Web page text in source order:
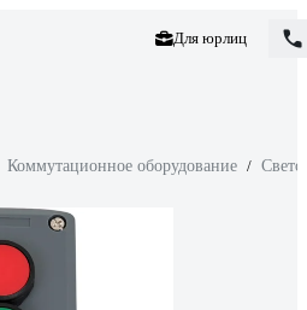
Для юрлиц
Коммутационное оборудование /